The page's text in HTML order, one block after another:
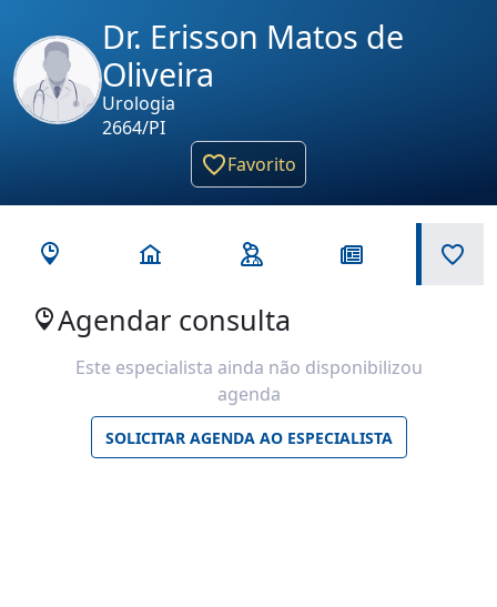
Dr. Erisson Matos de
Oliveira
Urologia
2664/PI
Favorito
Agendar consulta